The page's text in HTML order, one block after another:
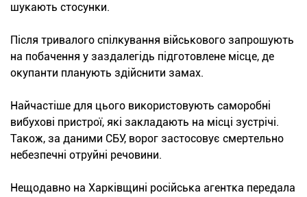
шукають стосунки.
Після тривалого спілкування військового запрошують
на побачення у заздалегідь підготовлене місце, де
окупанти планують здійснити замах.
Найчастіше для цього використовують саморобні
вибухові пристрої, які закладають на місці зустрічі.
Також, за даними СБУ, ворог застосовує смертельно
небезпечні отруйні речовини.
Нещодавно на Харківщині російська агентка передала